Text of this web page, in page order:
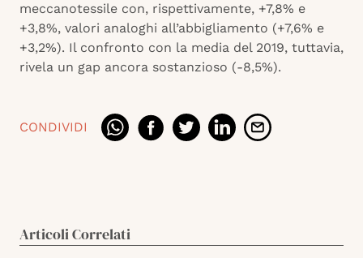
meccanotessile con, rispettivamente, +7,8% e
+3,8%, valori analoghi all’abbigliamento (+7,6% e
+3,2%). Il confronto con la media del 2019, tuttavia,
rivela un gap ancora sostanzioso (-8,5%).
CONDIVIDI
Articoli Correlati